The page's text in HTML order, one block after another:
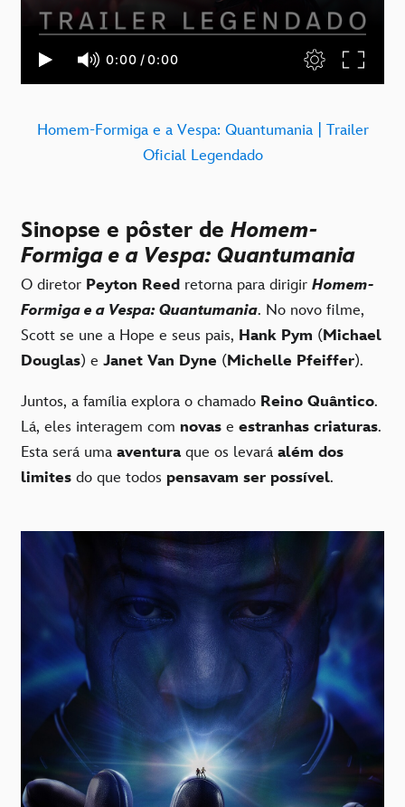
Homem-Formiga e a Vespa: Quantumania | Trailer
Oficial Legendado
Sinopse e pôster de Homem-
Formiga e a Vespa: Quantumania
O diretor Peyton Reed retorna para dirigir Homem-
Formiga e a Vespa: Quantumania. No novo filme,
Scott se une a Hope e seus pais, Hank Pym (Michael
Douglas) e Janet Van Dyne (Michelle Pfeiffer).
Juntos, a família explora o chamado Reino Quântico.
Lá, eles interagem com novas e estranhas criaturas.
Esta será uma aventura que os levará além dos
limites do que todos pensavam ser possível.